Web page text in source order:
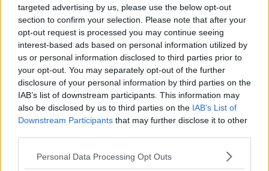
targeted advertising by us, please use the below opt-out
section to confirm your selection. Please note that after your
opt-out request is processed you may continue seeing
interest-based ads based on personal information utilized by
us or personal information disclosed to third parties prior to
your opt-out. You may separately opt-out of the further
disclosure of your personal information by third parties on the
IAB’s list of downstream participants. This information may
also be disclosed by us to third parties on the IAB’s List of
Downstream Participants that may further disclose it to other
Please note that this website/app uses one or more Google
Personal Data Processing Opt Outs
Toyota Crown 1966:
Solid utmanare
MODELL 23 februari 2022
Nyinflyttad och ivrig att visa upp
sina färdigheter, Crown var den första Toyota-modellen att
komma till Sverige. Byggd för att hålla med stadig ram och
beprövad teknik men även med en viss flärdfullhet.
Gasa (4)
Toyota MR2 1987